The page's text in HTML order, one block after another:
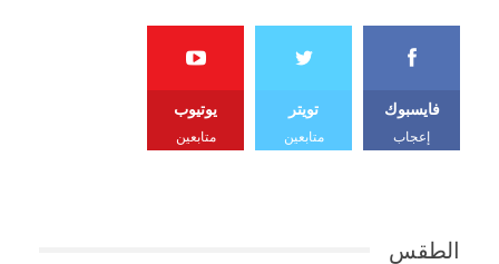
فايسبوك
إعجاب
تويتر
متابعين
يوتيوب
متابعين
الطقس